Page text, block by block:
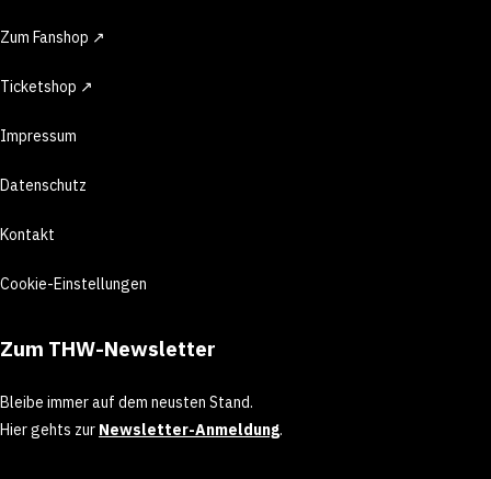
Zum Fanshop ↗
Ticketshop ↗
Impressum
Datenschutz
Kontakt
Cookie-Einstellungen
Zum THW-Newsletter
Bleibe immer auf dem neusten Stand.
Hier gehts zur Newsletter-Anmeldung.